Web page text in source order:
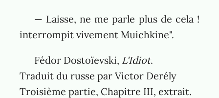
— Laisse, ne me parle plus de cela !
interrompit vivement Muichkine".
Fédor Dostoïevski, L'Idiot.
Traduit du russe par Victor Derély
Troisième partie, Chapitre III, extrait.